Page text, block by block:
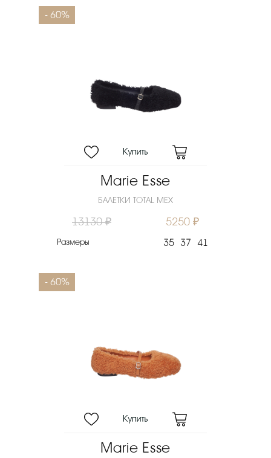
- 60%
Marie Esse
БАЛЕТКИ TOTAL МЕХ
13130 ₽ 5250 ₽
Размеры 35 37 41
- 60%
Marie Esse